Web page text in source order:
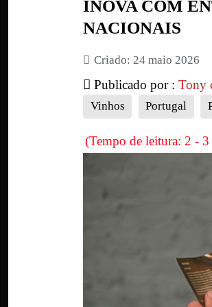
INOVA COM
NACIONAIS
Criado: 24 maio 2026
Publicado por : Tony
Vinhos Portugal
(Tempo de leitura: 2 -